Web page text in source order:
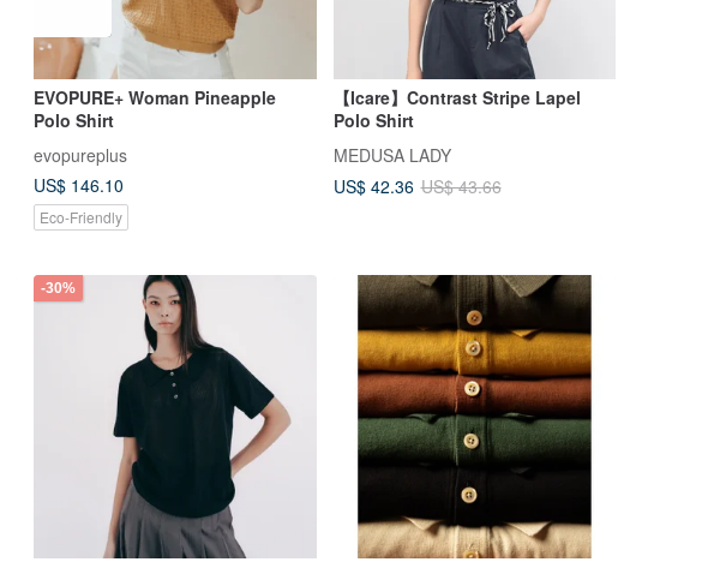
EVOPURE+ Woman Pineapple
Polo Shirt
evopureplus
US$ 146.10
Eco-Friendly
【Icare】Contrast Stripe Lapel
Polo Shirt
MEDUSA LADY
US$ 42.36 US$ 43.66
-30%